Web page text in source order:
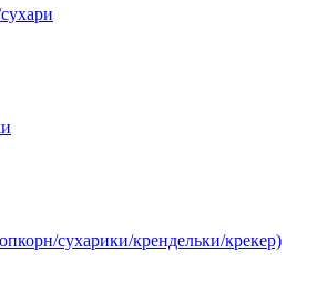
сухарики/крендельки/крекер)